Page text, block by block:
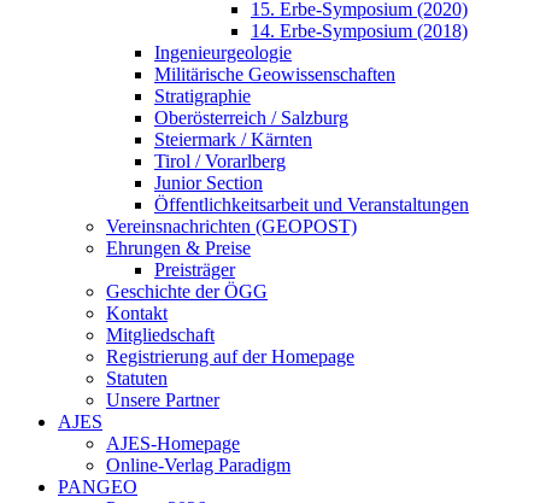
15. Erbe-Symposium (2020)
14. Erbe-Symposium (2018)
Ingenieurgeologie
Militärische Geowissenschaften
Stratigraphie
Oberösterreich / Salzburg
Steiermark / Kärnten
Tirol / Vorarlberg
Junior Section
Öffentlichkeitsarbeit und Veranstaltungen
Vereinsnachrichten (GEOPOST)
Ehrungen & Preise
Preisträger
Geschichte der ÖGG
Kontakt
Mitgliedschaft
Registrierung auf der Homepage
Statuten
Unsere Partner
AJES
AJES-Homepage
Online-Verlag Paradigm
PANGEO